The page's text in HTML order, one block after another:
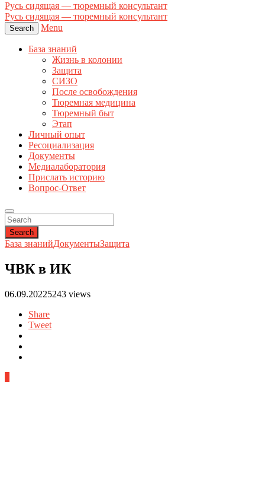
Русь сидящая — тюремный консультант
Русь сидящая — тюремный консультант
Search Menu
База знаний
Жизнь в колонии
Защита
СИЗО
После освобождения
Тюремная медицина
Тюремный быт
Этап
Личный опыт
Ресоциализация
Документы
Медиалаборатория
Прислать историю
Вопрос-Ответ
Search
База знанийДокументыЗащита
ЧВК в ИК
06.09.20225243 views
Share
Tweet